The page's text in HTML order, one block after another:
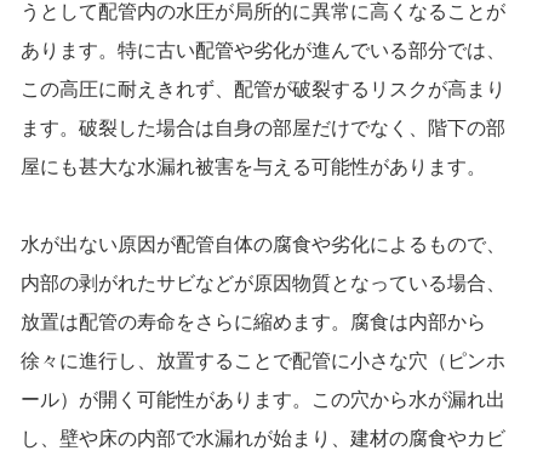
うとして配管内の水圧が局所的に異常に高くなることが
あります。特に古い配管や劣化が進んでいる部分では、
この高圧に耐えきれず、配管が破裂するリスクが高まり
ます。破裂した場合は自身の部屋だけでなく、階下の部
屋にも甚大な水漏れ被害を与える可能性があります。
水が出ない原因が配管自体の腐食や劣化によるもので、
内部の剥がれたサビなどが原因物質となっている場合、
放置は配管の寿命をさらに縮めます。腐食は内部から
徐々に進行し、放置することで配管に小さな穴（ピンホ
ール）が開く可能性があります。この穴から水が漏れ出
し、壁や床の内部で水漏れが始まり、建材の腐食やカビ